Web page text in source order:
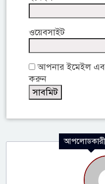
ওয়েবসাইট
আপনার ইমেইল
করুন